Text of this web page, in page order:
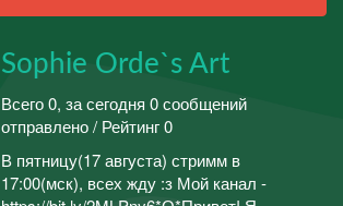
Sophie Orde`s Art
Всего 0, за сегодня 0 сообщений
отправлено / Рейтинг 0
В пятницу(17 августа) стримм в
17:00(мск), всех жду :з Мой канал -